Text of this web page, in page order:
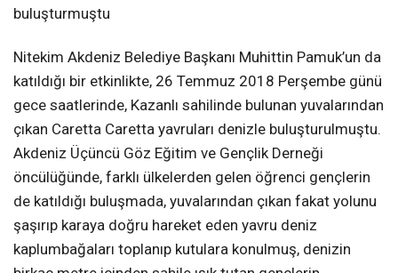
buluşturmuştu
Nitekim Akdeniz Belediye Başkanı Muhittin Pamuk’un da
katıldığı bir etkinlikte, 26 Temmuz 2018 Perşembe günü
gece saatlerinde, Kazanlı sahilinde bulunan yuvalarından
çıkan Caretta Caretta yavruları denizle buluşturulmuştu.
Akdeniz Üçüncü Göz Eğitim ve Gençlik Derneği
öncülüğünde, farklı ülkelerden gelen öğrenci gençlerin
de katıldığı buluşmada, yuvalarından çıkan fakat yolunu
şaşırıp karaya doğru hareket eden yavru deniz
kaplumbağaları toplanıp kutulara konulmuş, denizin